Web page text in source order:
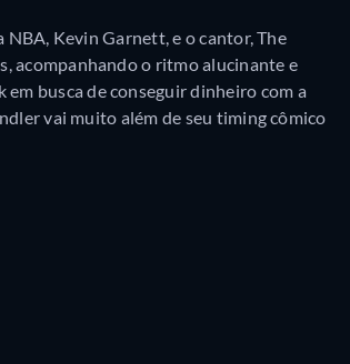
Kevin Garnett, e o cantor, The
acompanhando o ritmo alucinante e
busca de conseguir dinheiro com a
vai muito além de seu timing cômico